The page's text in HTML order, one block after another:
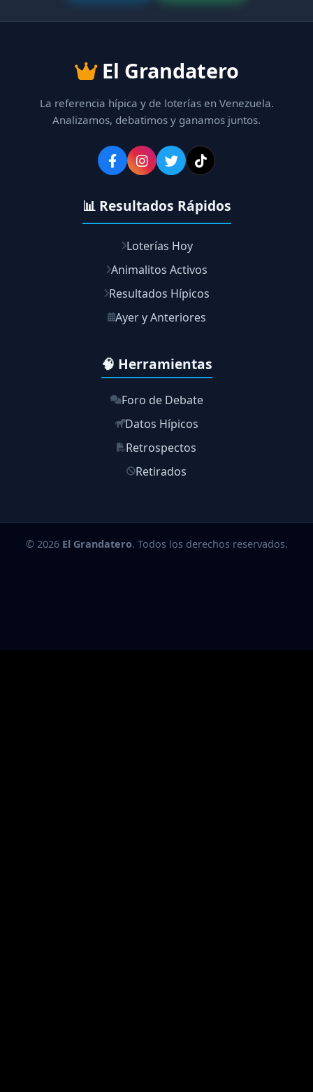
El Grandatero
La referencia hípica y de loterías en Venezuela.
Analizamos, debatimos y ganamos juntos.
📊 Resultados Rápidos
Loterías Hoy
Animalitos Activos
Resultados Hípicos
Ayer y Anteriores
🧠 Herramientas
Foro de Debate
Datos Hípicos
Retrospectos
Retirados
© 2026 El Grandatero. Todos los derechos reservados.